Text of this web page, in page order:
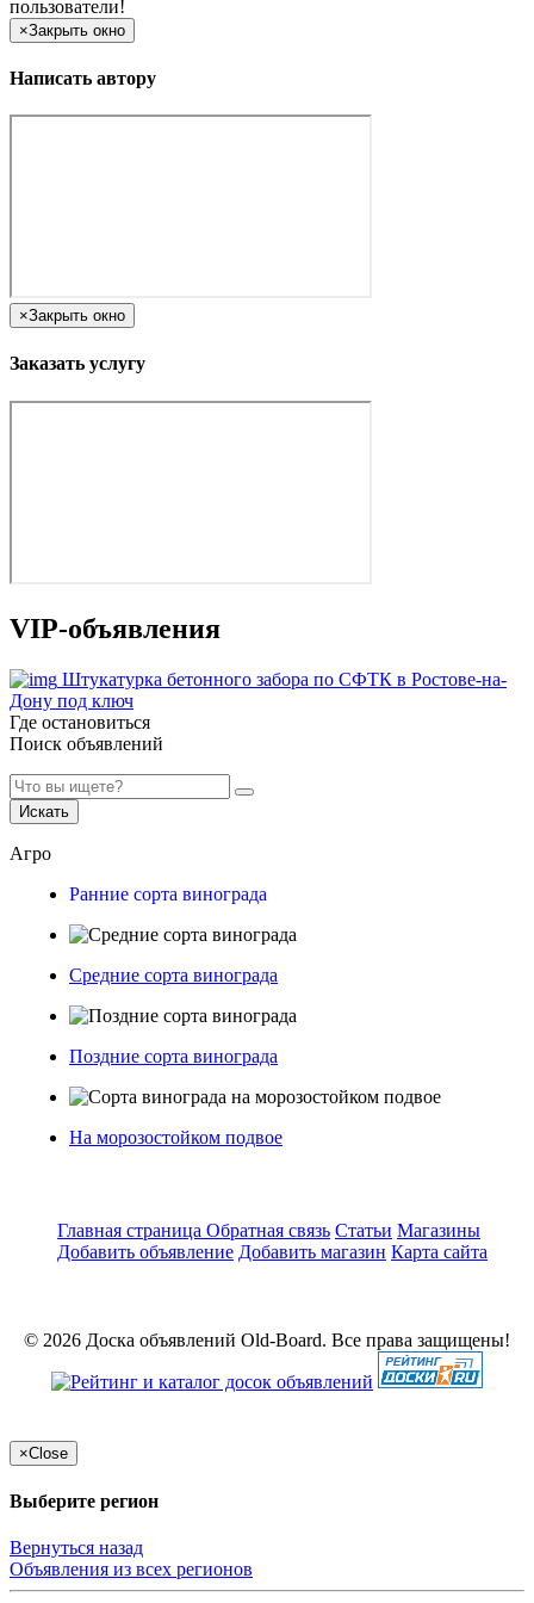
пользователи!
×Закрыть окно
Написать автору
×Закрыть окно
Заказать услугу
VIP-объявления
Штукатурка бетонного забора по СФТК в Ростове-на-
Дону под ключ
Где остановиться
Поиск объявлений
Искать
Агро
Ранние сорта винограда
Средние сорта винограда
Поздние сорта винограда
На морозостойком подвое
Главная страница Обратная связь Статьи Магазины
Добавить объявление Добавить магазин Карта сайта
© 2026 Доска объявлений Old-Board. Все права защищены!
×Close
Выберите регион
Вернуться назад
Объявления из всех регионов